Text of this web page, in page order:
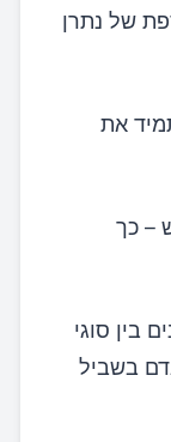
של נתרן
את
– כך
בין סוגי
בשביל